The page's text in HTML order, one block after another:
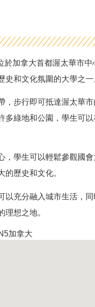
於加拿大首都渥太華市
和文化氛圍的大學之一
，步行即可抵達渥太華
多綠地和公園，學生可
，學生可以輕鬆參觀國
歷史和文化。
以充分融入城市生活，
理想之地。
加拿大